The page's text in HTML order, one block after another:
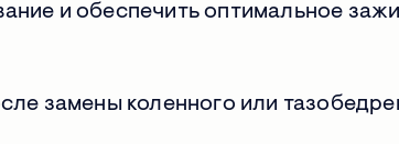
и обеспечить оптимальное
замены коленного или